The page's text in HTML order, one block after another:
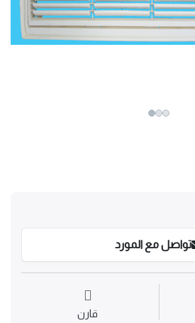
تواصل مع المورد
قارن